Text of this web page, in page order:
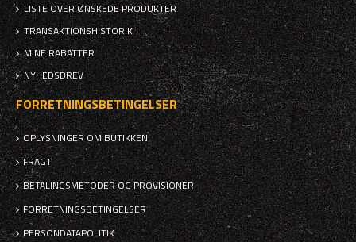
LISTE OVER ØNSKEDE PRODUKTER
TRANSAKTIONSHISTORIK
MINE RABATTER
NYHEDSBREV
FORRETNINGSBETINGELSER
OPLYSNINGER OM BUTIKKEN
FRAGT
BETALINGSMETODER OG PROVISIONER
FORRETNINGSBETINGELSER
PERSONDATAPOLITIK